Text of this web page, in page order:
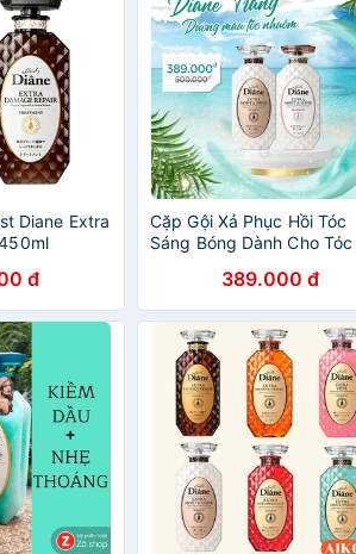
Diane Extra
đ
Cặp Gội Xả Phục Hồi Tóc
Sáng Bóng Dành Cho Tóc
Shine 450mlx2389.000 đ